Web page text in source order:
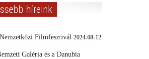
híreink
Filmfesztivál 2024-08-12
Galéria és a Danubia